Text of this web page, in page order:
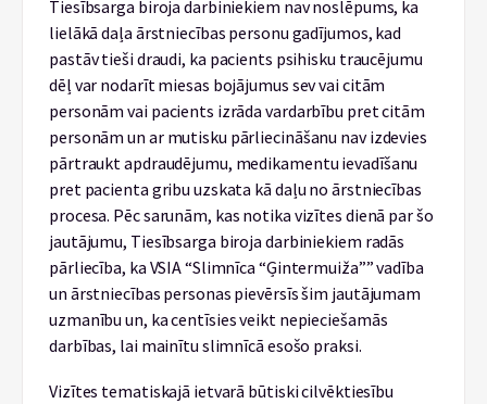
Tiesībsarga biroja darbiniekiem nav noslēpums, ka
lielākā daļa ārstniecības personu gadījumos, kad
pastāv tieši draudi, ka pacients psihisku traucējumu
dēļ var nodarīt miesas bojājumus sev vai citām
personām vai pacients izrāda vardarbību pret citām
personām un ar mutisku pārliecināšanu nav izdevies
pārtraukt apdraudējumu, medikamentu ievadīšanu
pret pacienta gribu uzskata kā daļu no ārstniecības
procesa. Pēc sarunām, kas notika vizītes dienā par šo
jautājumu, Tiesībsarga biroja darbiniekiem radās
pārliecība, ka VSIA “Slimnīca “Ģintermuiža”” vadība
un ārstniecības personas pievērsīs šim jautājumam
uzmanību un, ka centīsies veikt nepieciešamās
darbības, lai mainītu slimnīcā esošo praksi.
Vizītes tematiskajā ietvarā būtiski cilvēktiesību